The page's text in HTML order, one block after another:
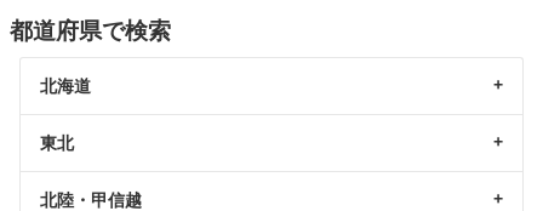
都道府県で検索
北海道
東北
北陸・甲信越